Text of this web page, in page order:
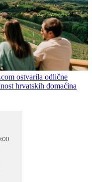
ostvarila odlične
hrvatskih domaćina